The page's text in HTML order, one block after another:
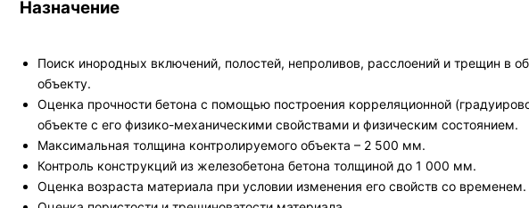
Назначение
Поиск инородных включений, полостей, непроливов, расслоений и трещин в
объекту.
Оценка прочности бетона с помощью построения корреляционной
объекте с его физико-механическими свойствами и физическим состоянием.
Максимальная толщина контролируемого объекта – 2 500 мм.
Контроль конструкций из железобетона бетона толщиной до 1 000 мм.
Оценка возраста материала при условии изменения его свойств со временем.